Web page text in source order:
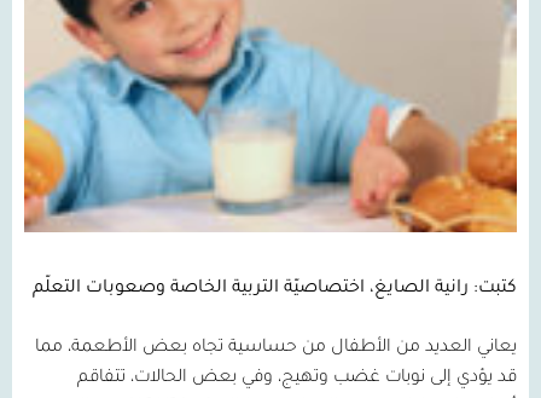
كتبت: رانية الصايغ، اختصاصيّة التربية الخاصة وصعوبات التعلّم
يعاني العديد من الأطفال من حساسية تجاه بعض الأطعمة، مما
قد يؤدي إلى نوبات غضب وتهيج، وفي بعض الحالات، تتفاقم